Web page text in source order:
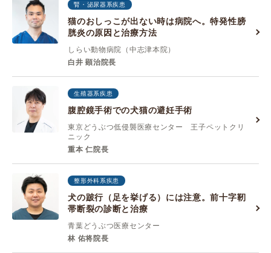
腎・泌尿器系疾患
猫のおしっこが出ない時は病院へ。特発性膀
胱炎の原因と治療方法
しらい動物病院（中志津本院）
白井 顕治院長
生殖器系疾患
腹腔鏡手術での犬猫の避妊手術
東京どうぶつ低侵襲医療センター 王子ペットクリ
ニック
重本 仁院長
整形外科系疾患
犬の跛行（足を挙げる）には注意。前十字靭
帯断裂の診断と治療
青葉どうぶつ医療センター
林 佑将院長